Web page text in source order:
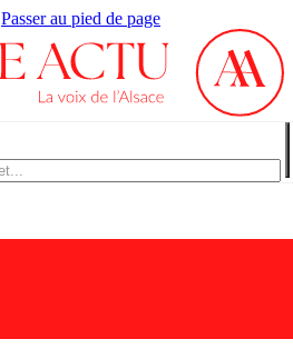
Passer au pied de page